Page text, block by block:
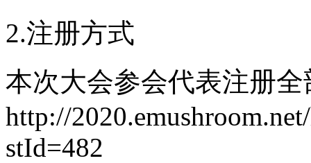
2.注册方式
本次大会参会代表注册
http://
stId=482